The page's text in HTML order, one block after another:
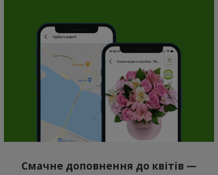
Смачне доповнення до квітів —